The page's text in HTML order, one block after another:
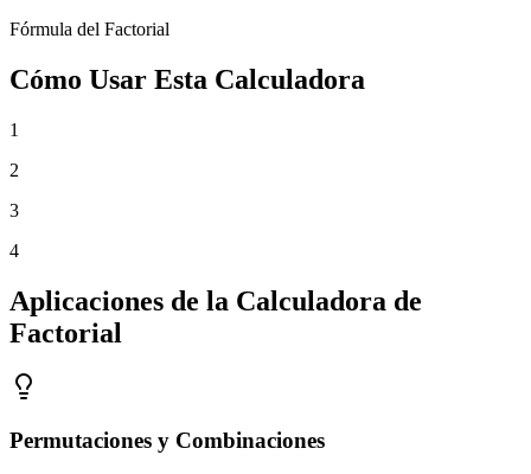
Fórmula del Factorial
Cómo Usar Esta Calculadora
1
2
3
4
Aplicaciones de la Calculadora de
Factorial
Permutaciones y Combinaciones